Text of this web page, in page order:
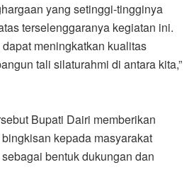
yang setinggi-tingginya
terselenggaranya kegiatan ini.
meningkatkan kualitas
tali silaturahmi di antara kita,”
Bupati Dairi memberikan
kepada masyarakat
bentuk dukungan dan